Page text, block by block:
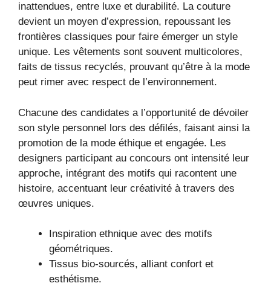
inattendues, entre luxe et durabilité. La couture
devient un moyen d’expression, repoussant les
frontières classiques pour faire émerger un style
unique. Les vêtements sont souvent multicolores,
faits de tissus recyclés, prouvant qu’être à la mode
peut rimer avec respect de l’environnement.
Chacune des candidates a l’opportunité de dévoiler
son style personnel lors des défilés, faisant ainsi la
promotion de la mode éthique et engagée. Les
designers participant au concours ont intensité leur
approche, intégrant des motifs qui racontent une
histoire, accentuant leur créativité à travers des
œuvres uniques.
Inspiration ethnique avec des motifs
géométriques.
Tissus bio-sourcés, alliant confort et
esthétisme.